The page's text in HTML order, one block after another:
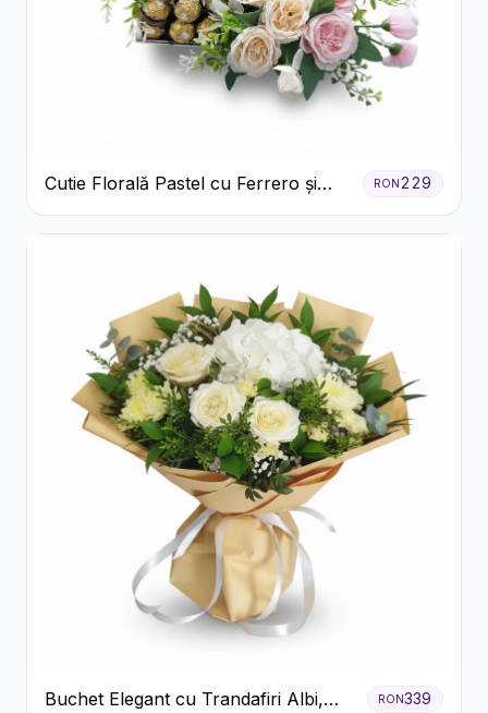
Cutie Florală Pastel cu Ferrero și
Raffaello
RON229
Buchet Elegant cu Trandafiri Albi,
RON339